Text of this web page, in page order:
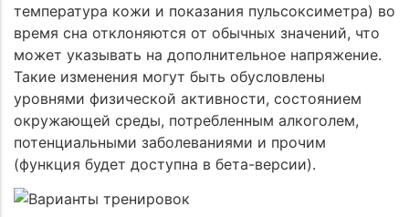
температура кожи и показания пульсоксиметра) во
время сна отклоняются от обычных значений, что
может указывать на дополнительное напряжение.
Такие изменения могут быть обусловлены
уровнями физической активности, состоянием
окружающей среды, потребленным алкоголем,
потенциальными заболеваниями и прочим
(функция будет доступна в бета-версии).